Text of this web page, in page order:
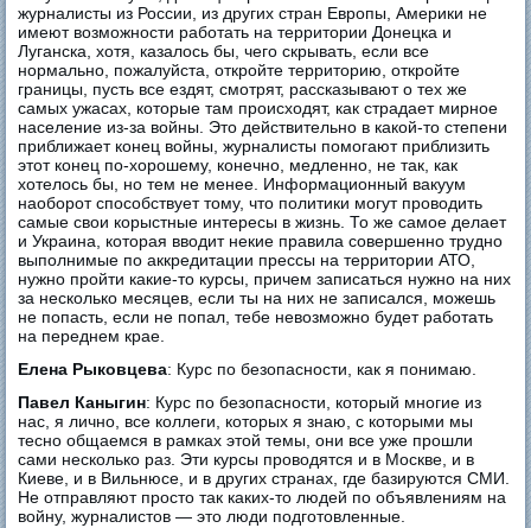
журналисты из России, из других стран Европы, Америки не
имеют возможности работать на территории Донецка и
Луганска, хотя, казалось бы, чего скрывать, если все
нормально, пожалуйста, откройте территорию, откройте
границы, пусть все ездят, смотрят, рассказывают о тех же
самых ужасах, которые там происходят, как страдает мирное
население из-за войны. Это действительно в какой-то степени
приближает конец войны, журналисты помогают приблизить
этот конец по-хорошему, конечно, медленно, не так, как
хотелось бы, но тем не менее. Информационный вакуум
наоборот способствует тому, что политики могут проводить
самые свои корыстные интересы в жизнь. То же самое делает
и Украина, которая вводит некие правила совершенно трудно
выполнимые по аккредитации прессы на территории АТО,
нужно пройти какие-то курсы, причем записаться нужно на них
за несколько месяцев, если ты на них не записался, можешь
не попасть, если не попал, тебе невозможно будет работать
на переднем крае.
Елена Рыковцева: Курс по безопасности, как я понимаю.
Павел Каныгин: Курс по безопасности, который многие из
нас, я лично, все коллеги, которых я знаю, с которыми мы
тесно общаемся в рамках этой темы, они все уже прошли
сами несколько раз. Эти курсы проводятся и в Москве, и в
Киеве, и в Вильнюсе, и в других странах, где базируются СМИ.
Не отправляют просто так каких-то людей по объявлениям на
войну, журналистов — это люди подготовленные.